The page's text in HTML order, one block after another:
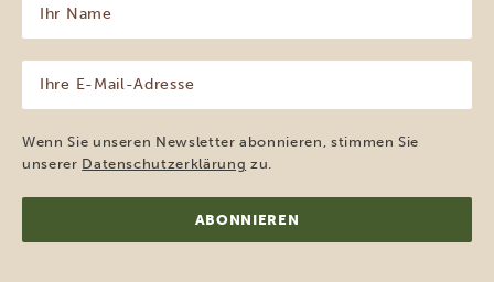
Name
(erforderlich)
Mail-
Adresse
(erforderlich)
Wenn Sie unseren Newsletter abonnieren, stimmen Sie
unserer Datenschutzerklärung zu.